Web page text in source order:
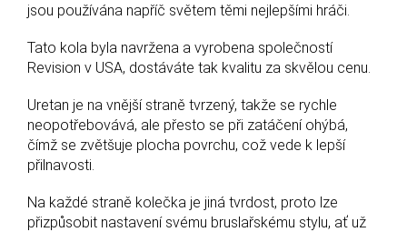
jsou používána napříč světem těmi nejlepšími hráči.
Tato kola byla navržena a vyrobena společností
Revision v USA, dostáváte tak kvalitu za skvělou cenu.
Uretan je na vnější straně tvrzený, takže se rychle
neopotřebovává, ale přesto se při zatáčení ohýbá,
čímž se zvětšuje plocha povrchu, což vede k lepší
přilnavosti.
Na každé straně kolečka je jiná tvrdost, proto lze
přizpůsobit nastavení svému bruslařskému stylu, ať už